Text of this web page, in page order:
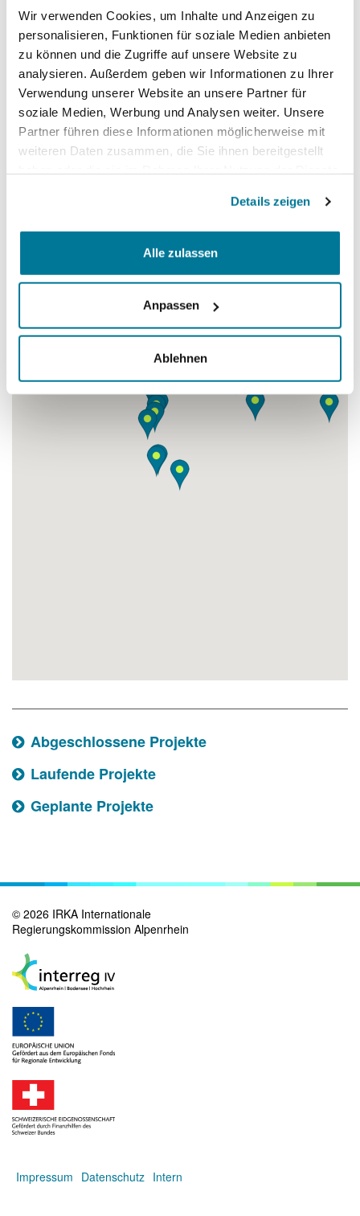
Wir verwenden Cookies, um Inhalte und Anzeigen zu
personalisieren, Funktionen für soziale Medien anbieten
zu können und die Zugriffe auf unsere Website zu
analysieren. Außerdem geben wir Informationen zu Ihrer
Verwendung unserer Website an unsere Partner für
soziale Medien, Werbung und Analysen weiter. Unsere
Partner führen diese Informationen möglicherweise mit
weiteren Daten zusammen, die Sie ihnen bereitgestellt
Details zeigen
Alle zulassen
Anpassen
Ablehnen
Geplante Projekte
Abgeschlossene Projekte
Laufende Projekte
Geplante Projekte
© 2026 IRKA Internationale
Regierungskommission Alpenrhein
Impressum Datenschutz Intern